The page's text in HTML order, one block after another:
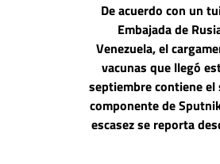
De acuerdo con un
Embajada de
Venezuela, el
vacunas que llegó
septiembre contiene el
componente de
escasez se reporta